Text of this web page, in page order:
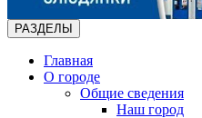
РАЗДЕЛЫ
Главная
О городе
Общие сведения
Наш город